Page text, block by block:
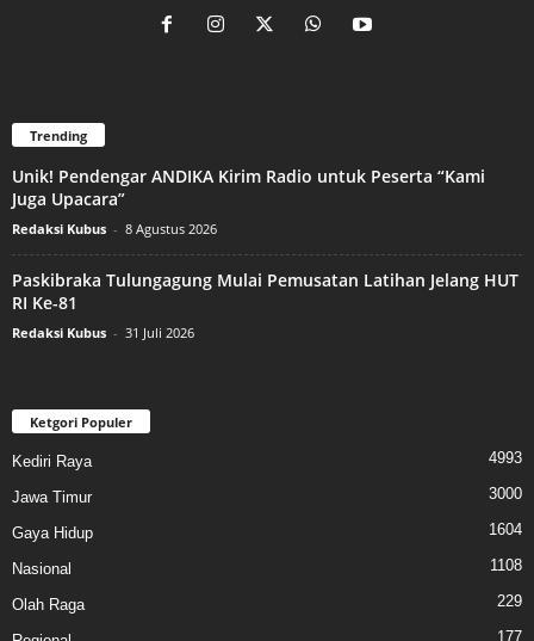
Trending
Unik! Pendengar ANDIKA Kirim Radio untuk Peserta “Kami
Juga Upacara”
Redaksi Kubus - 8 Agustus 2026
Paskibraka Tulungagung Mulai Pemusatan Latihan Jelang HUT
RI Ke-81
Redaksi Kubus - 31 Juli 2026
Ketgori Populer
Kediri Raya 4993
Jawa Timur 3000
Gaya Hidup 1604
Nasional 1108
Olah Raga 229
177